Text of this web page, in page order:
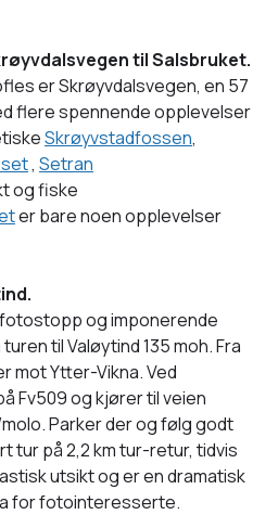
til Salsbruket.
er Skrøyvdalsvegen, en 57
flere spennende opplevelser
Skrøyvstadfossen,
, Setran
og fiske
er bare noen opplevelser
og imponerende
til Valøytind 135 moh. Fra
mot Ytter-Vikna. Ved
Fv509 og kjører til veien
Parker der og følg godt
tur på 2,2 km tur-retur, tidvis
utsikt og er en dramatisk
for fotointeresserte.